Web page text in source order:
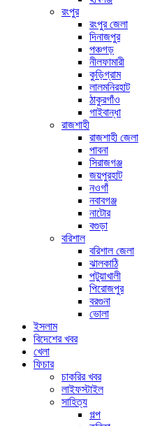
রংপুর
রংপুর জেলা
দিনাজপুর
পঞ্চগড়
নীলফামারী
কুড়িগ্রাম
লালমনিরহাট
ঠাকুরগাঁও
গাইবান্ধা
রাজশাহী
রাজশাহী জেলা
পাবনা
সিরাজগঞ্জ
জয়পুরহাট
নওগাঁ
নবাবগঞ্জ
নাটোর
বগুড়া
বরিশাল
বরিশাল জেলা
ঝালকাঠি
পটুয়াখালী
পিরোজপুর
বরগুনা
ভোলা
ইসলাম
বিদেশের খবর
খেলা
ফিচার
চাকরির খবর
লাইফস্টাইল
সাহিত্য
গল্প